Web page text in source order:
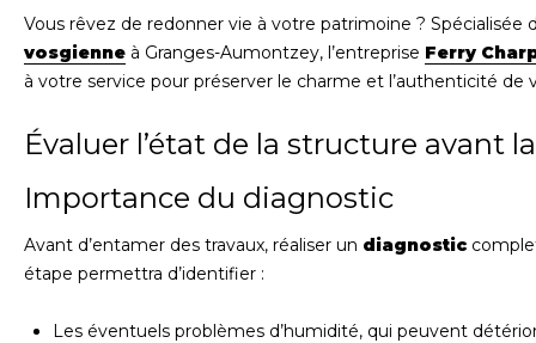
Vous rêvez de redonner vie à votre patrimoine ? Spécialisée
vosgienne à Granges-Aumontzey, l’entreprise Ferry
à votre service pour préserver le charme et l’authenticité de
Évaluer l’état de la structure avant
Importance du diagnostic
Avant d’entamer des travaux, réaliser un diagnostic
étape permettra d’identifier :
Les éventuels problèmes d’humidité, qui peuvent